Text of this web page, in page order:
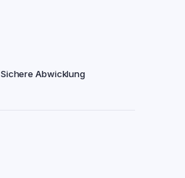
Sichere Abwicklung